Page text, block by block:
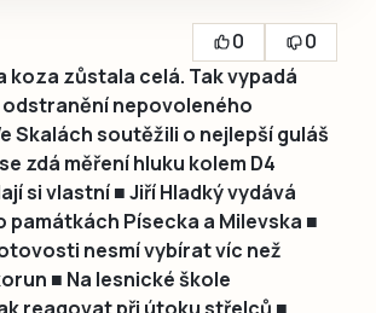
0
0
koza zůstala celá. Tak vypadá
nepovoleného
Skalách soutěžili o nejlepší guláš
zdá měření hluku kolem D4
si vlastní ■ Jiří Hladký vydává
památkách Písecka a Milevska ■
nesmí vybírat víc než
■ Na lesnické škole